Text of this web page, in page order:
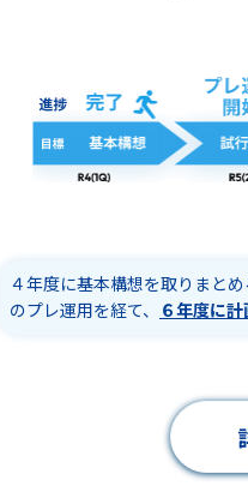
４年度に基本構想を取りまと
のプレ運用を経て、
６年度に計